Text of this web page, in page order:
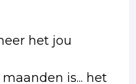
het jou
maanden is... het